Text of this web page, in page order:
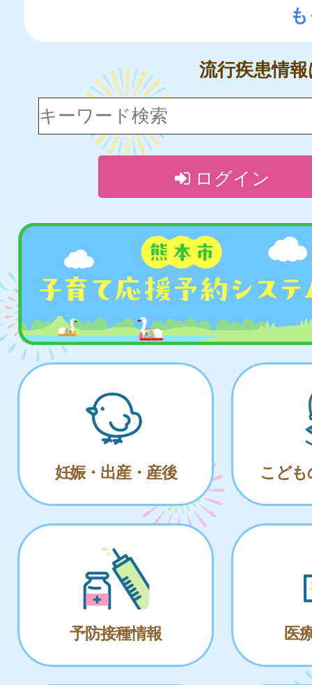
流行疾患情
ログイン
妊娠・出産・産後 こど
予防接種情報 医